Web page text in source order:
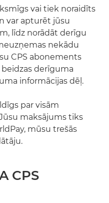
vai tiek noraidīts
var apturēt jūsu
līdz norādāt derīgu
nekādu
CPS abonements
derīguma
informācijas dēļ.
par visām
maksājums tiks
mūsu trešās
CPS